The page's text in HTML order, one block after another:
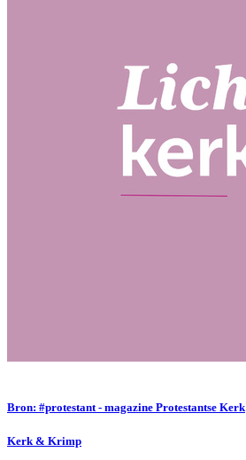
Bron: #protestant - magazine Protestantse Kerk
Kerk & Krimp